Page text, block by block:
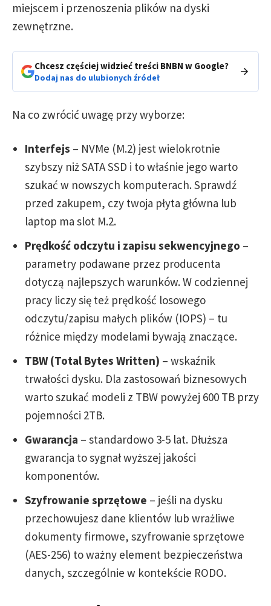
miejscem i przenoszenia plików na dyski
zewnętrzne.
Chcesz częściej widzieć treści BNBN w Google?
Dodaj nas do ulubionych źródeł
Na co zwrócić uwagę przy wyborze:
Interfejs – NVMe (M.2) jest wielokrotnie
szybszy niż SATA SSD i to właśnie jego warto
szukać w nowszych komputerach. Sprawdź
przed zakupem, czy twoja płyta główna lub
laptop ma slot M.2.
Prędkość odczytu i zapisu sekwencyjnego –
parametry podawane przez producenta
dotyczą najlepszych warunków. W codziennej
pracy liczy się też prędkość losowego
odczytu/zapisu małych plików (IOPS) – tu
różnice między modelami bywają znaczące.
TBW (Total Bytes Written) – wskaźnik
trwałości dysku. Dla zastosowań biznesowych
warto szukać modeli z TBW powyżej 600 TB przy
pojemności 2TB.
Gwarancja – standardowo 3-5 lat. Dłuższa
gwarancja to sygnał wyższej jakości
komponentów.
Szyfrowanie sprzętowe – jeśli na dysku
przechowujesz dane klientów lub wrażliwe
dokumenty firmowe, szyfrowanie sprzętowe
(AES-256) to ważny element bezpieczeństwa
danych, szczególnie w kontekście RODO.